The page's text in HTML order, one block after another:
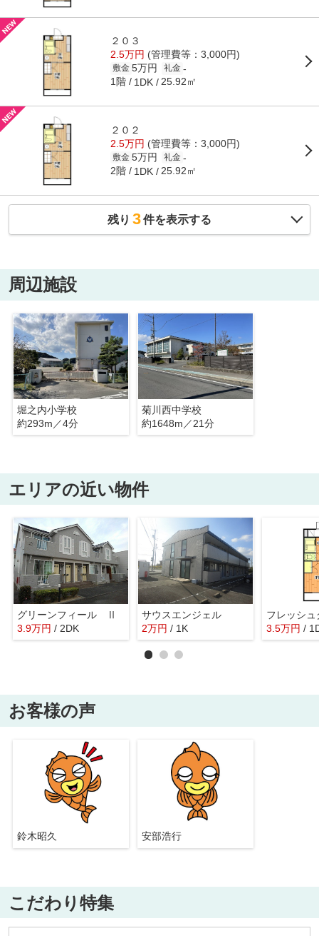
２０３
2.5万円 (管理費等：3,000円)
敷金 5万円 礼金 -
1階 1DK 25.92㎡
２０２
2.5万円 (管理費等：3,000円)
敷金 5万円 礼金 -
2階 1DK 25.92㎡
残り 3件を表示する
周辺施設
堀之内小学校
約293m／4分
菊川西中学校
約1648m／21分
エリアの近い物件
グリーンフィール Ⅱ
3.9万円 / 2DK
サウスエンジェル
2万円 / 1K
フレッシュ
3.5万円 /
お客様の声
鈴木昭久 安部浩行
こだわり特集